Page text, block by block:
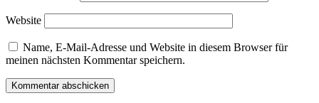
Website
Name, E-Mail-Adresse und Website in diesem Browser für
meinen nächsten Kommentar speichern.